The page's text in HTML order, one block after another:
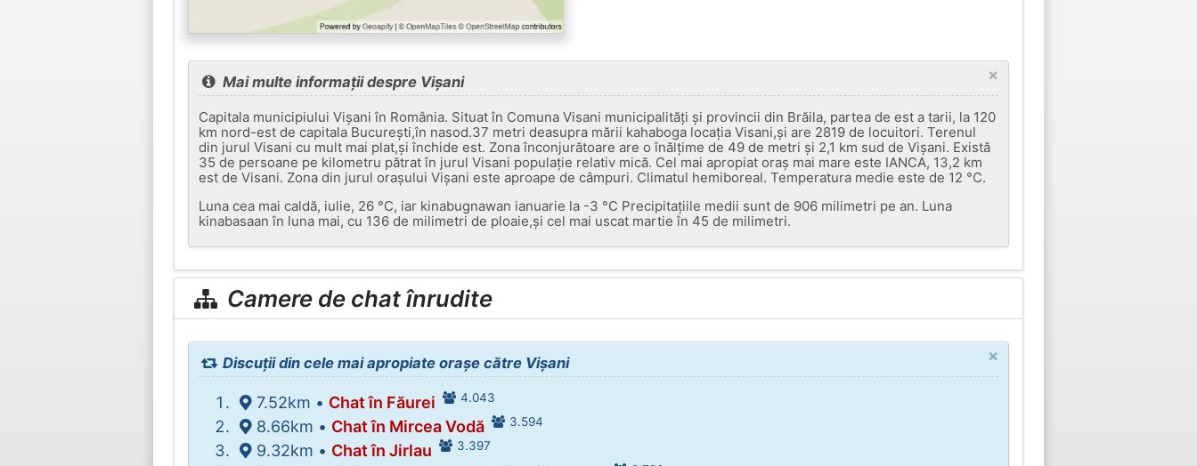
×
Mai multe informații despre Vișani
Capitala municipiului Vișani în România. Situat în Comuna Visani municipalități și provincii din Brăila, partea de est a tarii, la 120
km nord-est de capitala București,în nasod.37 metri deasupra mării kahaboga locația Visani,și are 2819 de locuitori. Terenul
din jurul Visani cu mult mai plat,și închide est. Zona înconjurătoare are o înălțime de 49 de metri și 2,1 km sud de Vișani. Există
35 de persoane pe kilometru pătrat în jurul Visani populație relativ mică. Cel mai apropiat oraș mai mare este IANCA, 13,2 km
est de Visani. Zona din jurul orașului Vișani este aproape de câmpuri. Climatul hemiboreal. Temperatura medie este de 12 °C.
Luna cea mai caldă, iulie, 26 °C, iar kinabugnawan ianuarie la -3 °C Precipitațiile medii sunt de 906 milimetri pe an. Luna
kinabasaan în luna mai, cu 136 de milimetri de ploaie,și cel mai uscat martie în 45 de milimetri.
Camere de chat înrudite
×
Discuții din cele mai apropiate orașe către Vișani
7.52km • Chat în Făurei 4.043
8.66km • Chat în Mircea Vodă 3.594
9.32km • Chat în Jirlau 3.397